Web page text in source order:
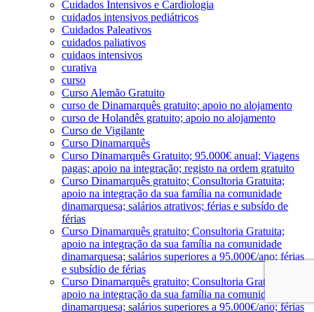
Cuidados Intensivos e Cardiologia
cuidados intensivos pediátricos
Cuidados Paleativos
cuidados paliativos
cuidaos intensivos
curativa
curso
Curso Alemão Gratuito
curso de Dinamarquês gratuito; apoio no alojamento
curso de Holandês gratuito; apoio no alojamento
Curso de Vigilante
Curso Dinamarquês
Curso Dinamarquês Gratuito; 95.000€ anual; Viagens
pagas; apoio na integração; registo na ordem gratuito
Curso Dinamarquês gratuito; Consultoria Gratuita;
apoio na integração da sua família na comunidade
dinamarquesa; salários atrativos; férias e subsído de
férias
Curso Dinamarquês gratuito; Consultoria Gratuita;
apoio na integração da sua família na comunidade
dinamarquesa; salários superiores a 95.000€/ano; férias
e subsídio de férias
Curso Dinamarquês gratuito; Consultoria Gratuita;
apoio na integração da sua família na comunidade
dinamarquesa; salários superiores a 95.000€/ano; férias